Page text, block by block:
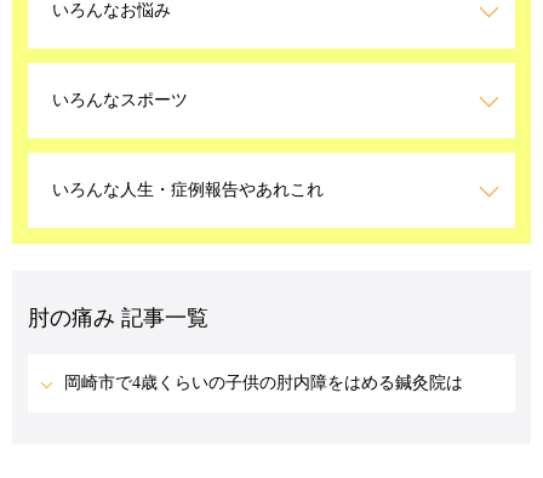
LINEお問い合わせ
いろんなお悩み
いろんなスポーツ
いろんな人生・症例報告やあれこれ
肘の痛み 記事一覧
岡崎市で4歳くらいの子供の肘内障をはめる鍼灸院は